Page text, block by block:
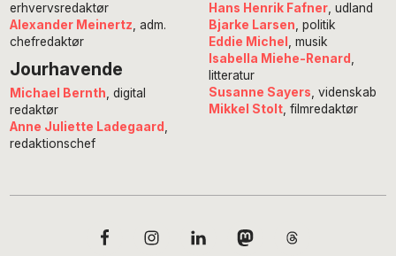
erhvervsredaktør
Alexander Meinertz, adm.
chefredaktør
Jourhavende
Michael Bernth , digital
redaktør
Anne Juliette Ladegaard
redaktionschef
Hans Henrik Fafner, udland
Bjarke Larsen, politik
Eddie Michel , musik
Isabella Miehe-Renard ,
litteratur
Susanne Sayers, videnskab
Mikkel Stolt, filmredaktør